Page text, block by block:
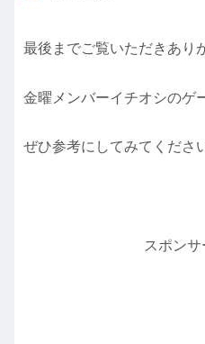
最後までご覧いただきあり
金曜メンバーイチオシのゲ
ぜひ参考にしてみてくださ
スポンサ